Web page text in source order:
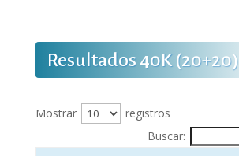
Resultados 40K (20+20)
Mostrar
registros
Buscar: